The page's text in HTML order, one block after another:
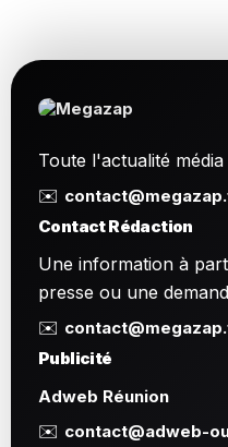
Toute l'actualité
✉️
Contact Rédaction
Une information à
presse ou une
✉️
Publicité
Adweb Réunion
✉️ contact@adweb-